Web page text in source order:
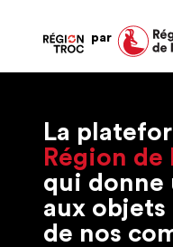
par
La
Région de
qui donne
aux
de nos